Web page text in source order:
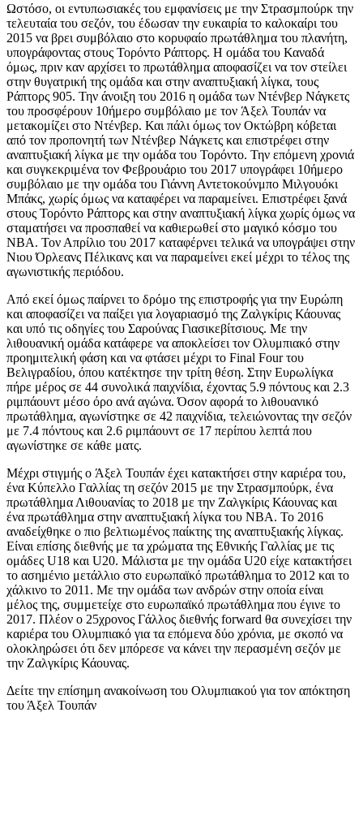
Ωστόσο, οι εντυπωσιακές του εμφανίσεις με την Στρασμπούρκ την
τελευταία του σεζόν, του έδωσαν την ευκαιρία το καλοκαίρι του
2015 να βρει συμβόλαιο στο κορυφαίο πρωτάθλημα του πλανήτη,
υπογράφοντας στους Τορόντο Ράπτορς. Η ομάδα του Καναδά
όμως, πριν καν αρχίσει το πρωτάθλημα αποφασίζει να τον στείλει
στην θυγατρική της ομάδα και στην αναπτυξιακή λίγκα, τους
Ράπτορς 905. Την άνοιξη του 2016 η ομάδα των Ντένβερ Νάγκετς
του προσφέρουν 10ήμερο συμβόλαιο με τον Άξελ Τουπάν να
μετακομίζει στο Ντένβερ. Και πάλι όμως τον Οκτώβρη κόβεται
από τον προπονητή των Ντένβερ Νάγκετς και επιστρέφει στην
αναπτυξιακή λίγκα με την ομάδα του Τορόντο. Την επόμενη χρονιά
και συγκεκριμένα τον Φεβρουάριο του 2017 υπογράφει 10ήμερο
συμβόλαιο με την ομάδα του Γιάννη Αντετοκούνμπο Μιλγουόκι
Μπάκς, χωρίς όμως να καταφέρει να παραμείνει. Επιστρέφει ξανά
στους Τορόντο Ράπτορς και στην αναπτυξιακή λίγκα χωρίς όμως να
σταματήσει να προσπαθεί να καθιερωθεί στο μαγικό κόσμο του
ΝΒΑ. Τον Απρίλιο του 2017 καταφέρνει τελικά να υπογράψει στην
Νιου Όρλεανς Πέλικανς και να παραμείνει εκεί μέχρι το τέλος της
αγωνιστικής περιόδου.
Από εκεί όμως παίρνει το δρόμο της επιστροφής για την Ευρώπη
και αποφασίζει να παίξει για λογαριασμό της Ζαλγκίρις Κάουνας
και υπό τις οδηγίες του Σαρούνας Γιασικεβίτσιους. Με την
λιθουανική ομάδα κατάφερε να αποκλείσει τον Ολυμπιακό στην
προημιτελική φάση και να φτάσει μέχρι το Final Four του
Βελιγραδίου, όπου κατέκτησε την τρίτη θέση. Στην Ευρωλίγκα
πήρε μέρος σε 44 συνολικά παιχνίδια, έχοντας 5.9 πόντους και 2.3
ριμπάουντ μέσο όρο ανά αγώνα. Όσον αφορά το λιθουανικό
πρωτάθλημα, αγωνίστηκε σε 42 παιχνίδια, τελειώνοντας την σεζόν
με 7.4 πόντους και 2.6 ριμπάουντ σε 17 περίπου λεπτά που
αγωνίστηκε σε κάθε ματς.
Μέχρι στιγμής ο Άξελ Τουπάν έχει κατακτήσει στην καριέρα του,
ένα Κύπελλο Γαλλίας τη σεζόν 2015 με την Στρασμπούρκ, ένα
πρωτάθλημα Λιθουανίας το 2018 με την Ζαλγκίρις Κάουνας και
ένα πρωτάθλημα στην αναπτυξιακή λίγκα του ΝΒΑ. Το 2016
αναδείχθηκε ο πιο βελτιωμένος παίκτης της αναπτυξιακής λίγκας.
Είναι επίσης διεθνής με τα χρώματα της Εθνικής Γαλλίας με τις
ομάδες U18 και U20. Μάλιστα με την ομάδα U20 είχε κατακτήσει
το ασημένιο μετάλλιο στο ευρωπαϊκό πρωτάθλημα το 2012 και το
χάλκινο το 2011. Με την ομάδα των ανδρών στην οποία είναι
μέλος της, συμμετείχε στο ευρωπαϊκό πρωτάθλημα που έγινε το
2017. Πλέον ο 25χρονος Γάλλος διεθνής forward θα συνεχίσει την
καριέρα του Ολυμπιακό για τα επόμενα δύο χρόνια, με σκοπό να
ολοκληρώσει ότι δεν μπόρεσε να κάνει την περασμένη σεζόν με
την Ζαλγκίρις Κάουνας.
Δείτε την επίσημη ανακοίνωση του Ολυμπιακού για τον απόκτηση
του Άξελ Τουπάν